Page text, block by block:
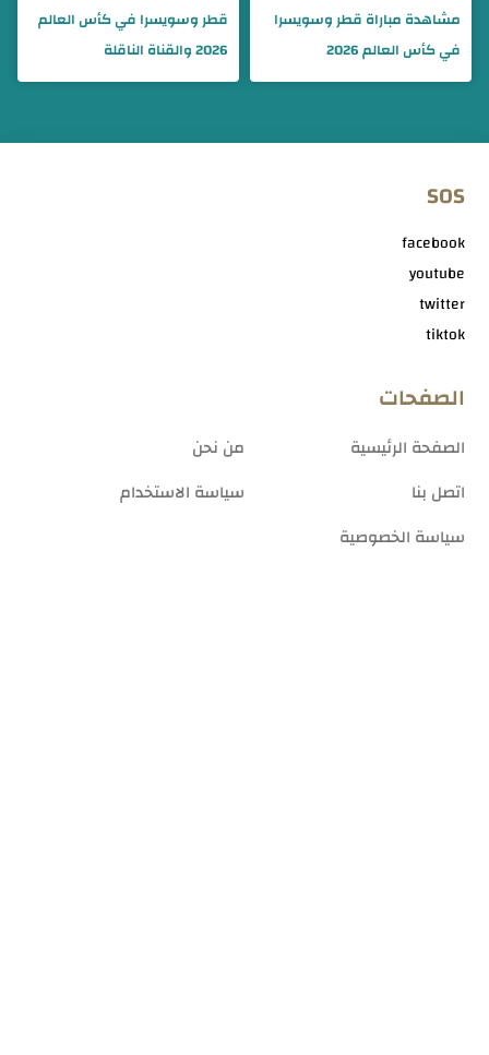
مشاهدة مباراة قطر وسويسرا
في كأس العالم 2026
قطر وسويسرا في كأس العالم
2026 والقناة الناقلة
الصفحات
الصفحة الرئيسية
من نحن
اتصل بنا
سياسة الاستخدام
سياسة الخصوصية
SOS
facebook
youtube
twitter
tiktok